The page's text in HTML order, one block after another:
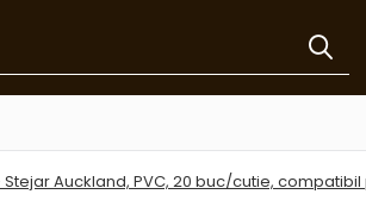
Auckland, PVC, 20 buc/cutie,